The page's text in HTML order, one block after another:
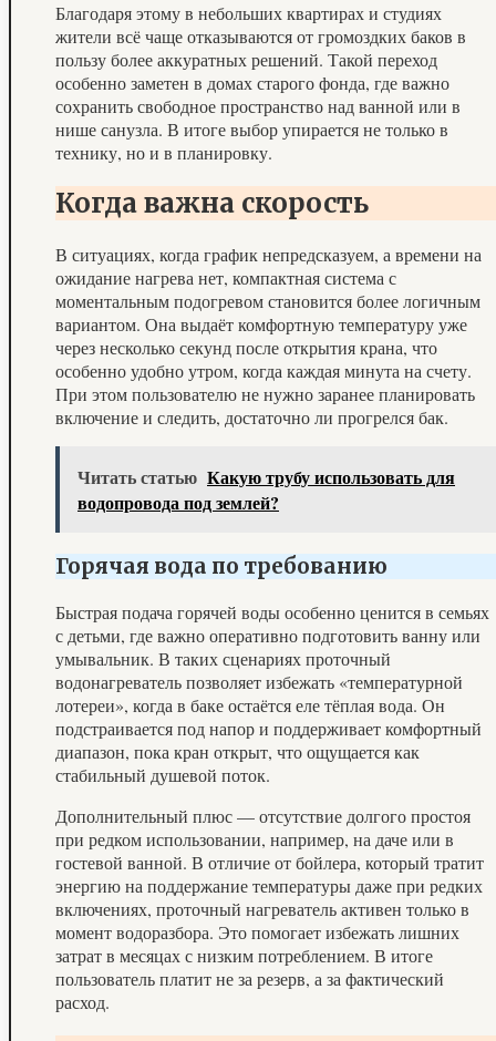
Благодаря этому в небольших квартирах и студиях
жители всё чаще отказываются от громоздких баков в
пользу более аккуратных решений. Такой переход
особенно заметен в домах старого фонда, где важно
сохранить свободное пространство над ванной или в
нише санузла. В итоге выбор упирается не только в
технику, но и в планировку.
Когда важна скорость
В ситуациях, когда график непредсказуем, а времени на
ожидание нагрева нет, компактная система с
моментальным подогревом становится более логичным
вариантом. Она выдаёт комфортную температуру уже
через несколько секунд после открытия крана, что
особенно удобно утром, когда каждая минута на счету.
При этом пользователю не нужно заранее планировать
включение и следить, достаточно ли прогрелся бак.
Читать статью Какую трубу использовать для
водопровода под землей?
Горячая вода по требованию
Быстрая подача горячей воды особенно ценится в семьях
с детьми, где важно оперативно подготовить ванну или
умывальник. В таких сценариях проточный
водонагреватель позволяет избежать «температурной
лотереи», когда в баке остаётся еле тёплая вода. Он
подстраивается под напор и поддерживает комфортный
диапазон, пока кран открыт, что ощущается как
стабильный душевой поток.
Дополнительный плюс — отсутствие долгого простоя
при редком использовании, например, на даче или в
гостевой ванной. В отличие от бойлера, который тратит
энергию на поддержание температуры даже при редких
включениях, проточный нагреватель активен только в
момент водоразбора. Это помогает избежать лишних
затрат в месяцах с низким потреблением. В итоге
пользователь платит не за резерв, а за фактический
расход.